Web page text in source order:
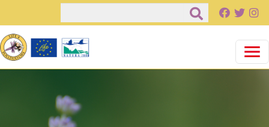
Παράκαμψη προς το κυρίως περιεχόμενο